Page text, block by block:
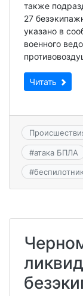
также
27
указано в
военного
Читать
#атака БПЛА
#